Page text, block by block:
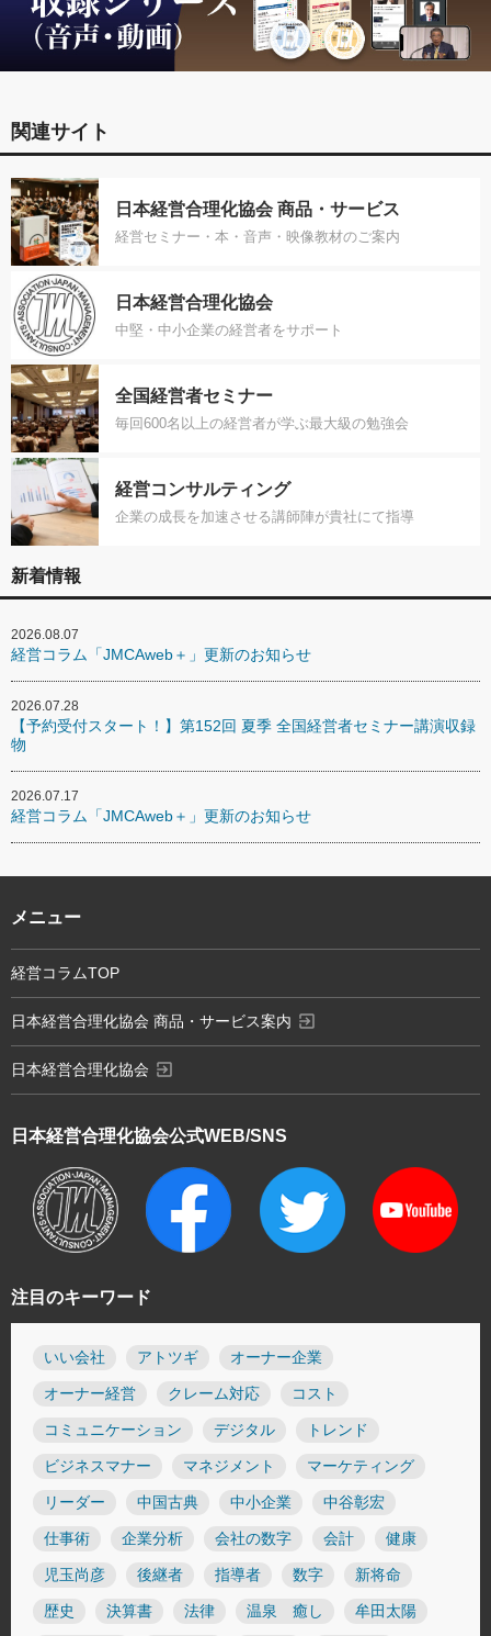
関連サイト
日本経営合理化協会 商品・サービス
経営セミナー・本・音声・映像教材のご案内
日本経営合理化協会
中堅・中小企業の経営者をサポート
全国経営者セミナー
毎回600名以上の経営者が学ぶ最大級の勉強会
経営コンサルティング
企業の成長を加速させる講師陣が貴社にて指導
新着情報
2026.08.07
経営コラム「JMCAweb＋」更新のお知らせ
2026.07.28
【予約受付スタート！】第152回 夏季 全国経営者セミナー講演収録
物
2026.07.17
経営コラム「JMCAweb＋」更新のお知らせ
注目のキーワード
いい会社 アトツギ オーナー企業
オーナー経営 クレーム対応 コスト
コミュニケーション デジタル トレンド
ビジネスマナー マネジメント マーケティング
リーダー 中国古典 中小企業 中谷彰宏
仕事術 企業分析 会社の数字 会計 健康
児玉尚彦 後継者 指導者 数字 新将命
歴史 決算書 法律 温泉 癒し 牟田太陽
日本経営合理化協会公式WEB/SNS
メニュー
経営コラムTOP
日本経営合理化協会 商品・サービス案内 exit_to_app
日本経営合理化協会 exit_to_app